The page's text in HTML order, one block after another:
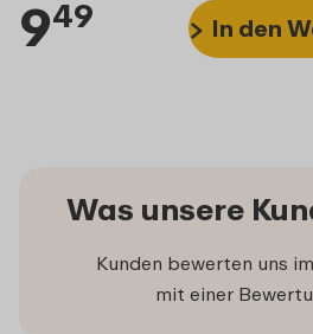
949 In den
Was unsere
Kunden bewerten uns
mit einer